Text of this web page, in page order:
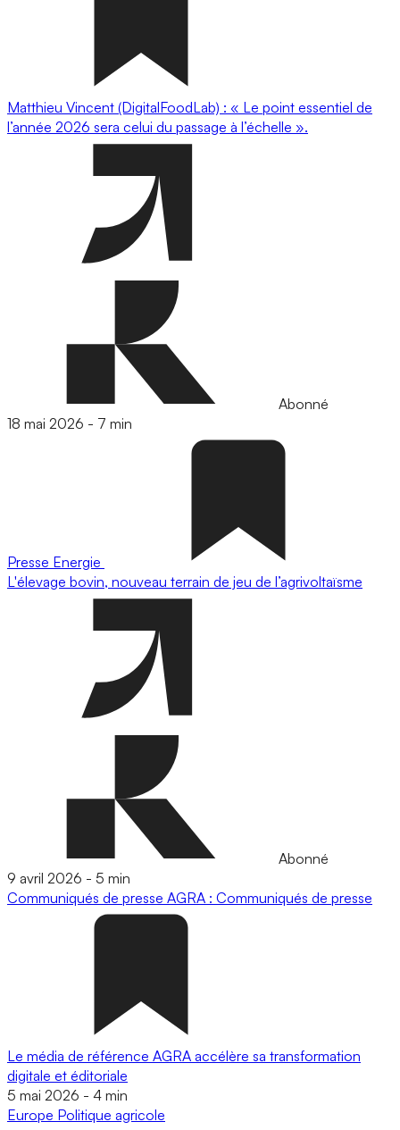
Matthieu Vincent (DigitalFoodLab) : « Le point essentiel de
l’année 2026 sera celui du passage à l’échelle ».
Abonné
18 mai 2026 - 7 min
Presse Energie
L'élevage bovin, nouveau terrain de jeu de l’agrivoltaïsme
Abonné
9 avril 2026 - 5 min
Communiqués de presse AGRA : Communiqués de presse
Le média de référence AGRA accélère sa transformation
digitale et éditoriale
5 mai 2026 - 4 min
Europe Politique agricole